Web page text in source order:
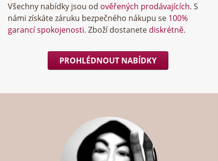
Všechny nabídky jsou od ověřených prodávajících. S
námi získáte záruku bezpečného nákupu se 100%
garancí spokojenosti. Zboží dostanete diskrétně.
PROHLÉDNOUT NABÍDKY